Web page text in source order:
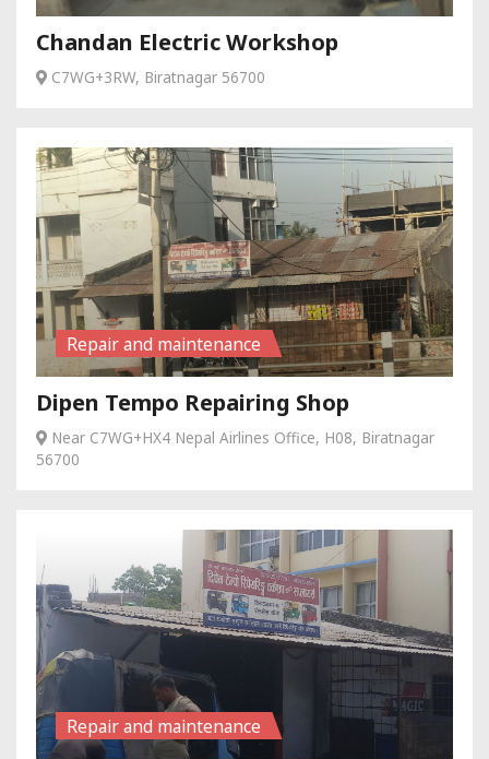
Chandan Electric Workshop
C7WG+3RW, Biratnagar 56700
Repair and maintenance
Dipen Tempo Repairing Shop
Near C7WG+HX4 Nepal Airlines Office, H08, Biratnagar
56700
Repair and maintenance